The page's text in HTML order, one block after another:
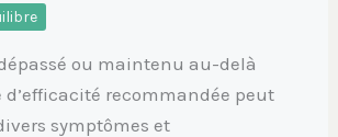
ou maintenu au-delà
d’efficacité recommandée peut
symptômes et